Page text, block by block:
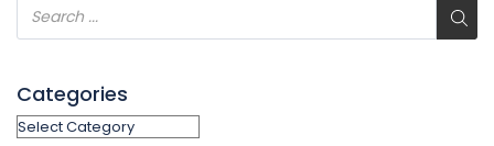
Categories